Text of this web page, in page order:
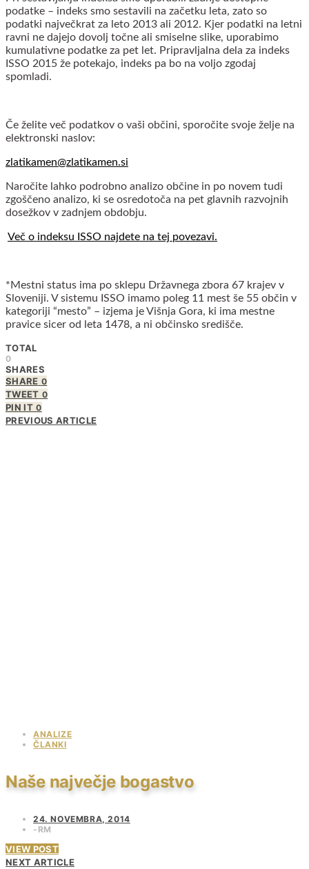
podatke – indeks smo sestavili na začetku leta, zato so
podatki največkrat za leto 2013 ali 2012. Kjer podatki na letni
ravni ne dajejo dovolj točne ali smiselne slike, uporabimo
kumulativne podatke za pet let. Pripravljalna dela za indeks
ISSO 2015 že potekajo, indeks pa bo na voljo zgodaj
spomladi.
Če želite več podatkov o vaši občini, sporočite svoje želje na
elektronski naslov:
zlatikamen@zlatikamen.si
Naročite lahko podrobno analizo občine in po novem tudi
zgoščeno analizo, ki se osredotoča na pet glavnih razvojnih
dosežkov v zadnjem obdobju.
Več o indeksu ISSO najdete na tej povezavi.
*Mestni status ima po sklepu Državnega zbora 67 krajev v
Sloveniji. V sistemu ISSO imamo poleg 11 mest še 55 občin v
kategoriji “mesto” – izjema je Višnja Gora, ki ima mestne
pravice sicer od leta 1478, a ni občinsko središče.
TOTAL
0
SHARES
SHARE 0
TWEET 0
PIN IT 0
PREVIOUS ARTICLE
ANALIZE
ČLANKI
Naše največje bogastvo
24. NOVEMBRA, 2014
RM
VIEW POST
NEXT ARTICLE